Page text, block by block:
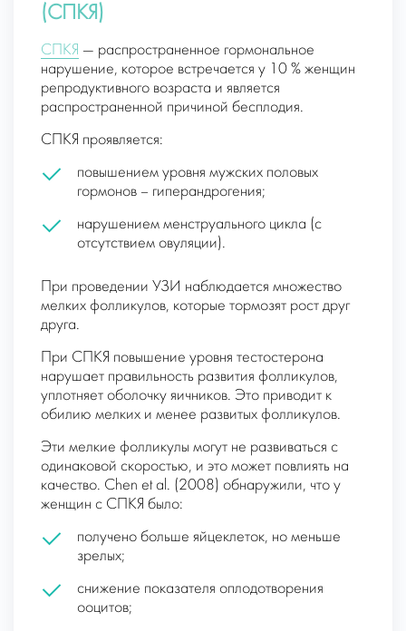
(СПКЯ)
СПКЯ — распространенное гормональное
нарушение, которое встречается у 10 % женщин
репродуктивного возраста и является
распространенной причиной бесплодия.
СПКЯ проявляется:
повышением уровня мужских половых
гормонов – гиперандрогения;
нарушением менструального цикла (с
отсутствием овуляции).
При проведении УЗИ наблюдается множество
мелких фолликулов, которые тормозят рост друг
друга.
При СПКЯ повышение уровня тестостерона
нарушает правильность развития фолликулов,
уплотняет оболочку яичников. Это приводит к
обилию мелких и менее развитых фолликулов.
Эти мелкие фолликулы могут не развиваться с
одинаковой скоростью, и это может повлиять на
качество. Chen et al. (2008) обнаружили, что у
женщин с СПКЯ было:
получено больше яйцеклеток, но меньше
зрелых;
снижение показателя оплодотворения
ооцитов;